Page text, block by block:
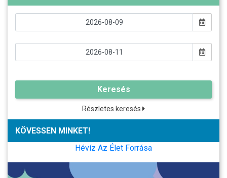
Keresés
Részletes keresés
KÖVESSEN MINKET!
Hévíz Az Élet Forrása